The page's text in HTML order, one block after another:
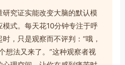
究证实能改变大脑的默认模
式。每天花10分钟专注于呼
，只是观察而不评判：“哦，
想法又来了。”这种观察者视